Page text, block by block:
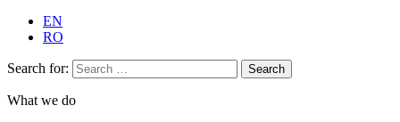
EN
RO
Search for:
What we do